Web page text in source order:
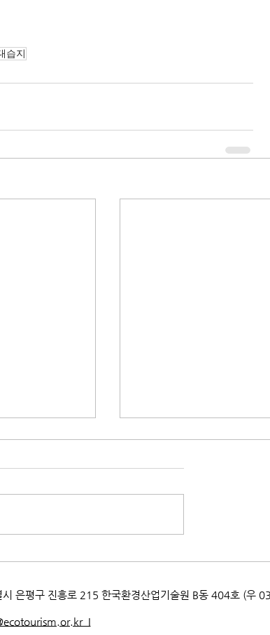
습지
평구 진흥로 215 한국환경산업기술원 B동 404호 (우
I